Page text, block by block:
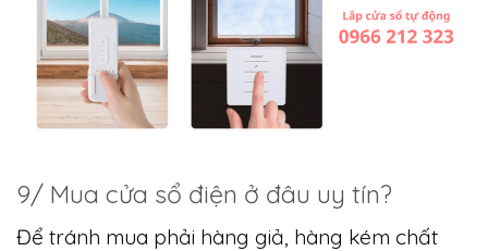
9/ Mua cửa sổ điện ở đâu uy tín?
Để tránh mua phải hàng giả, hàng kém chất